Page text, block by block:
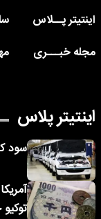
اینتیتر پــلاس
مجله خبـــری
اینتیتر پلاس
سود